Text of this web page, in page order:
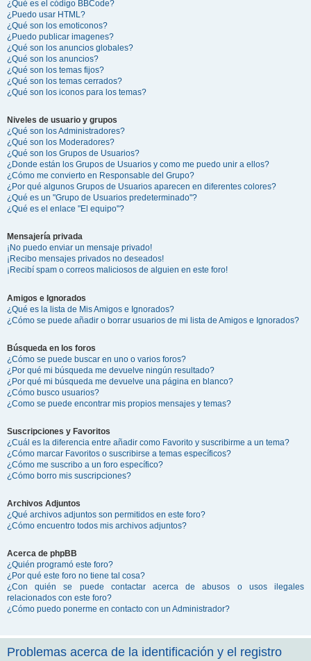
¿Qué es el código BBCode?
¿Puedo usar HTML?
¿Qué son los emoticonos?
¿Puedo publicar imagenes?
¿Qué son los anuncios globales?
¿Qué son los anuncios?
¿Qué son los temas fijos?
¿Qué son los temas cerrados?
¿Qué son los iconos para los temas?
Niveles de usuario y grupos
¿Qué son los Administradores?
¿Qué son los Moderadores?
¿Qué son los Grupos de Usuarios?
¿Donde están los Grupos de Usuarios y como me puedo unir a ellos?
¿Cómo me convierto en Responsable del Grupo?
¿Por qué algunos Grupos de Usuarios aparecen en diferentes colores?
¿Qué es un "Grupo de Usuarios predeterminado"?
¿Qué es el enlace "El equipo"?
Mensajería privada
¡No puedo enviar un mensaje privado!
¡Recibo mensajes privados no deseados!
¡Recibí spam o correos maliciosos de alguien en este foro!
Amigos e Ignorados
¿Qué es la lista de Mis Amigos e Ignorados?
¿Cómo se puede añadir o borrar usuarios de mi lista de Amigos e Ignorados?
Búsqueda en los foros
¿Cómo se puede buscar en uno o varios foros?
¿Por qué mi búsqueda me devuelve ningún resultado?
¿Por qué mi búsqueda me devuelve una página en blanco?
¿Cómo busco usuarios?
¿Como se puede encontrar mis propios mensajes y temas?
Suscripciones y Favoritos
¿Cuál es la diferencia entre añadir como Favorito y suscribirme a un tema?
¿Cómo marcar Favoritos o suscribirse a temas específicos?
¿Cómo me suscribo a un foro específico?
¿Cómo borro mis suscripciones?
Archivos Adjuntos
¿Qué archivos adjuntos son permitidos en este foro?
¿Cómo encuentro todos mis archivos adjuntos?
Acerca de phpBB
¿Quién programó este foro?
¿Por qué este foro no tiene tal cosa?
¿Con quién se puede contactar acerca de abusos o usos ilegales
relacionados con este foro?
¿Cómo puedo ponerme en contacto con un Administrador?
Problemas acerca de la identificación y el registro